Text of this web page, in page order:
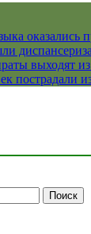
оказались
выходят
пострадали